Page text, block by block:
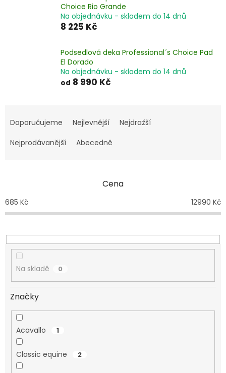
Choice Rio Grande
Na objednávku - skladem do 14 dnů
8 225 Kč
Podsedlová deka Professional´s Choice Pad
El Dorado
Na objednávku - skladem do 14 dnů
od 8 990 Kč
a
e
o
d
k
t
Doporučujeme Nejlevnější
Nejdražší
Nejprodávanější
Abecedně
Cena
685 Kč 12990 Kč
Na skladě 0
Značky
Acavallo 1
Classic equine 2